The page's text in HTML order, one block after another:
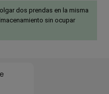
dos prendas en la misma
sin ocupar